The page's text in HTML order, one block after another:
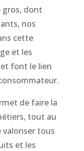
gros, dont
nos
cette
et les
font le lien
de faire la
tout au
valoriser tous
et les